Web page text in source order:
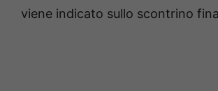
viene indicato sullo scontrino